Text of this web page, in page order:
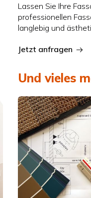
Lassen Sie Ihre
professionellen
langlebig und
Jetzt anfragen
Und vieles